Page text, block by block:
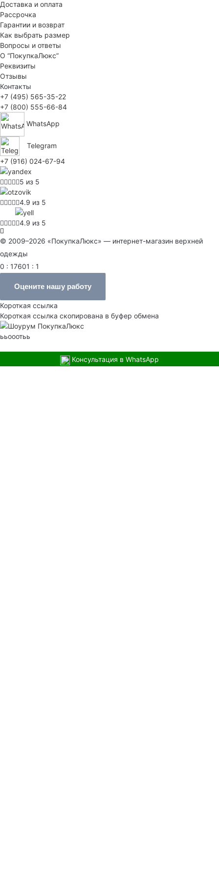
Доставка и оплата
Рассрочка
Гарантии и возврат
Как выбрать размер
Вопросы и ответы
О “ПокупкаЛюкс”
Реквизиты
Отзывы
Контакты
+7 (495) 565-35-22
+7 (800) 555-66-84
WhatsApp
Telegram
+7 (916) 024-67-94
5 из 5
4.9 из 5
4.9 из 5
© 2009–2026 «ПокупкаЛюкс» — интернет-магазин верхней
одежды
0 : 17601 : 1
Оцените нашу работу
Короткая ссылка
Короткая ссылка скопирована в буфер обмена
ььооотьь
Консультация в WhatsApp